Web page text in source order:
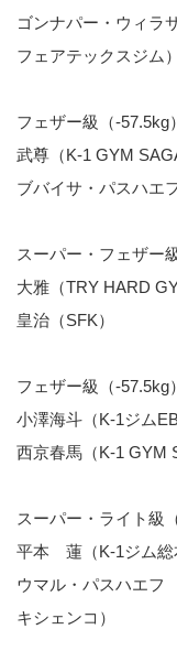
ゴンナパー・ウィラ
フェアテックスジム）
フェザー級（-57.5kg
武尊（K-1 GYM
ブバイサ・パスハエ
スーパー・フェザー
大雅（TRY HARD
皇治（SFK）
フェザー級（-
小澤海斗（K-1ジム
西京春馬（K-1 GYM
スーパー・ライト級
平本 蓮（K-1ジム総
ウマル・パスハエフ
キシェンコ）